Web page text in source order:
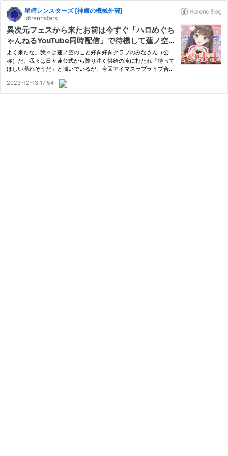
星崎レンスターズ [神慮の機械外郭]
id:rennstars
異次元フェスから来たお前は今すぐ「ハロめぐち
ゃんねるYouTube同時配信」で待機して蓮ノ空
の「実在性」を知れ
よく来たな。我々は蓮ノ空のこと好き好きクラブのみなさん（公
称）だ。我々は日々蓮公式から降り注ぐ供給の滝に打たれ「待って
ほしい溺れそうだ」と喘いでいるが、今回アイマスラブライブ合同
わかわ」「ふーん、蓮の空もやるじゃん」「ハーモニクス重点」
「…
2023-12-13 17:54